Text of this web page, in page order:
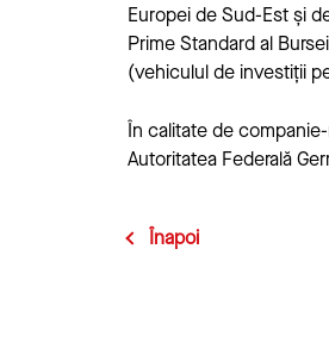
Europei de Sud-Est și
Prime Standard al
(vehiculul de investiții
În calitate de
Autoritatea Federală
Înapoi